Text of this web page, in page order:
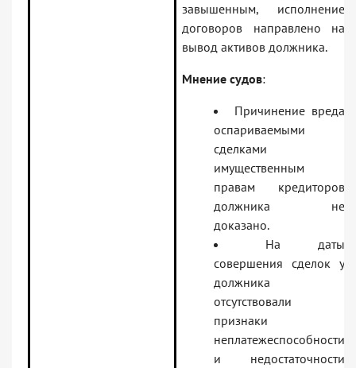
завышенным, исполнение
договоров направлено на
вывод активов должника.
Мнение судов:
Причинение вреда
оспариваемыми
сделками
имущественным
правам кредиторов
должника не
доказано.
На даты
совершения сделок у
должника
отсутствовали
признаки
неплатежеспособности
и недостаточности